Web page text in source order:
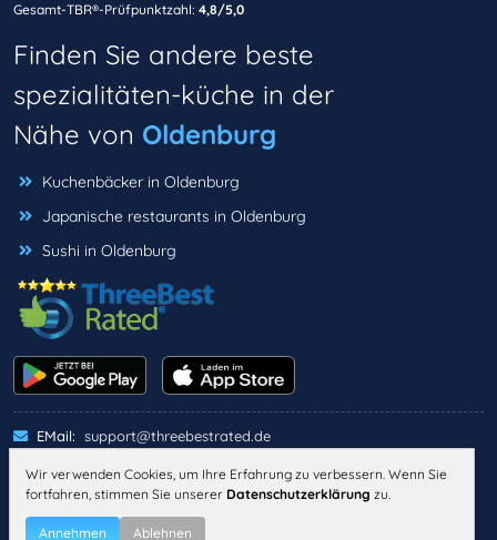
Gesamt-TBR®-Prüfpunktzahl: 4,8/5,0
Finden Sie andere beste
spezialitäten-küche in der
Nähe von Oldenburg
Kuchenbäcker in Oldenburg
Japanische restaurants in Oldenburg
Sushi in Oldenburg
EMail: support@threebestrated.de
IMPRESSUM
DATENSCHUTZ
Wir verwenden Cookies, um Ihre Erfahrung zu verbessern. Wenn Sie
fortfahren, stimmen Sie unserer Datenschutzerklärung zu.
Annehmen Ablehnen